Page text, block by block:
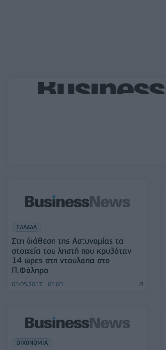
ΕΛΛΑΔΑ
Στη διάθεση της Αστυνομίας τα
στοιχεία του ληστή που κρυβόταν
14 ώρες στη ντουλάπα στο
Π.Φάληρο
03/05/2017 - 03:00
ΟΙΚΟΝΟΜΙΑ